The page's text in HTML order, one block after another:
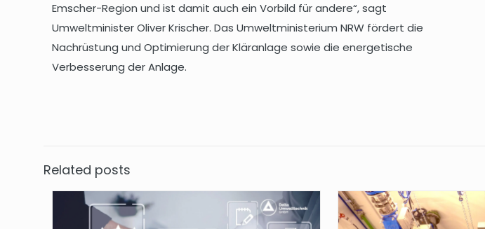
Emscher-Region und ist damit auch ein Vorbild für andere“, sagt
Umweltminister Oliver Krischer. Das Umweltministerium NRW fördert die
Nachrüstung und Optimierung der Kläranlage sowie die energetische
Verbesserung der Anlage.
Related posts